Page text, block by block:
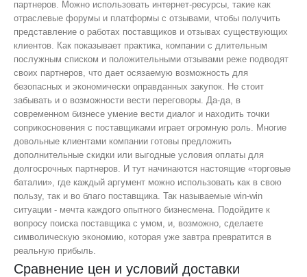
партнеров. Можно использовать интернет-ресурсы, такие как
отраслевые форумы и платформы с отзывами, чтобы получить
представление о работах поставщиков и отзывах существующих
клиентов. Как показывает практика, компании с длительным
послужным списком и положительными отзывами реже подводят
своих партнеров, что дает осязаемую возможность для
безопасных и экономически оправданных закупок. Не стоит
забывать и о возможности вести переговоры. Да-да, в
современном бизнесе умение вести диалог и находить точки
соприкосновения с поставщиками играет огромную роль. Многие
довольные клиентами компании готовы предложить
дополнительные скидки или выгодные условия оплаты для
долгосрочных партнеров. И тут начинаются настоящие «торговые
баталии», где каждый аргумент можно использовать как в свою
пользу, так и во благо поставщика. Так называемые win-win
ситуации - мечта каждого опытного бизнесмена. Подойдите к
вопросу поиска поставщика с умом, и, возможно, сделаете
символическую экономию, которая уже завтра превратится в
реальную прибыль.
Сравнение цен и условий доставки